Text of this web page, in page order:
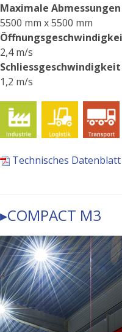
Maximale Abmessungen
5500 mm x 5500 mm
2,4 m/s
Schliessgeschwindigkeit
1,2 m/s
Technisches Datenblatt
▸COMPACT M3